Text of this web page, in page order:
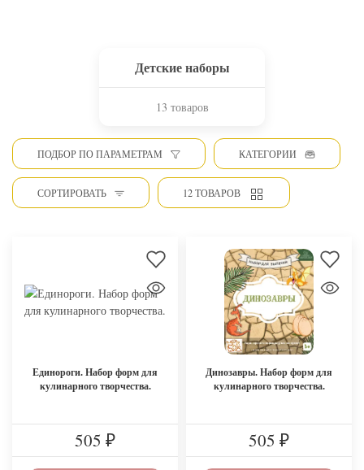
Детские наборы
13 товаров
ПОДБОР ПО ПАРАМЕТРАМ КАТЕГОРИИ
СОРТИРОВАТЬ 12 ТОВАРОВ
Единороги. Набор форм для
кулинарного творчества.
505 ₽
Динозавры. Набор форм для
кулинарного творчества.
505 ₽